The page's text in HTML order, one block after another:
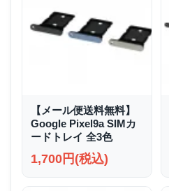
【メール便送料無料】
Google Pixel9a SIMカ
ードトレイ 全3色
1,700円(税込)